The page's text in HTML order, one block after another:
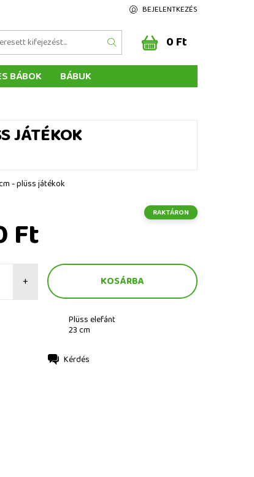
BEJELENTKEZÉS
0 Ft
BÁBOK
BÁBUK
JÁTÉKOK
- plüss játékok
RAKTÁRON
Ft
+
Plüss elefánt
23 cm
Kérdés